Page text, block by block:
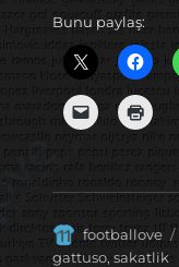
Bunu paylaş:
Yazar
footballove
gattuso, sakatlik